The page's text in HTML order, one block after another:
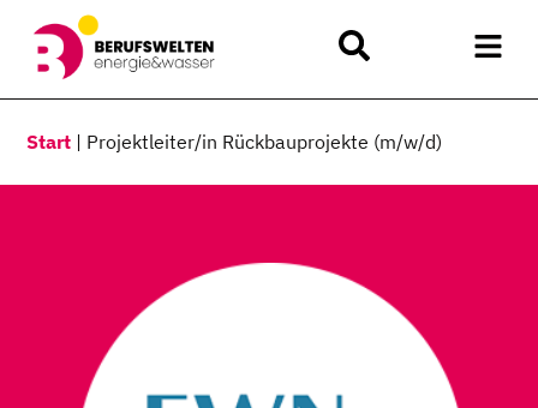
Start | Projektleiter/in Rückbauprojekte (m/w/d)